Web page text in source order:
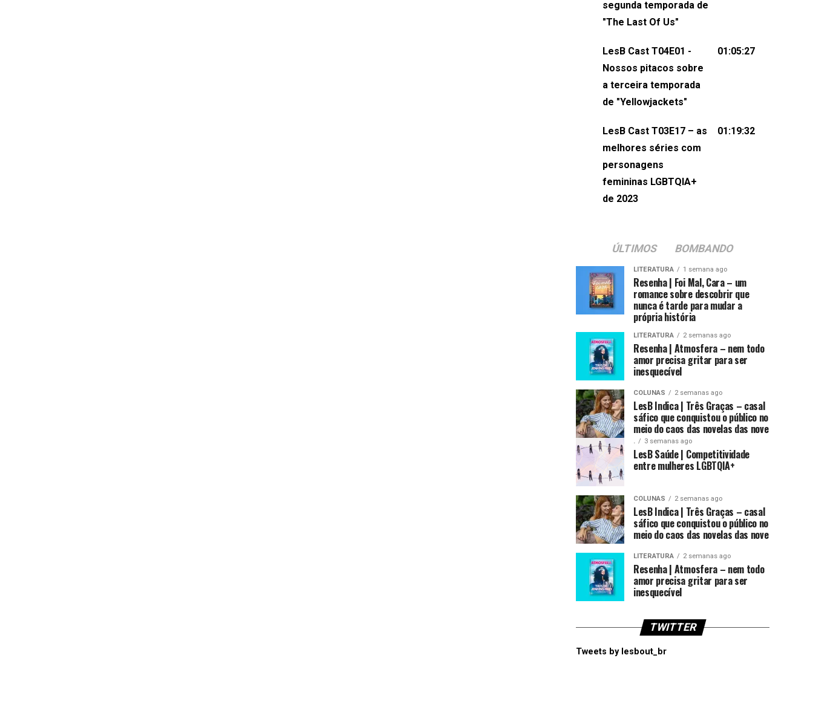
não esqueça de visitar nosso site e
sociais:Twitter: ⁠⁠⁠⁠@lesbout_br⁠⁠⁠⁠ Instagram:
do LesB Cast:Apresentação de
Karolen Passos
(⁠⁠⁠⁠⁠⁠@KarolenPassos⁠⁠⁠⁠⁠⁠)Participação de
Pollyelly FlorêncioEdição de Naiady
Machado
segunda temporada de
"The Last Of Us"
LesB Cast T04E01 -
Nossos pitacos sobre
a terceira temporada
de "Yellowjackets"
01:05:27
LesB Cast T03E17 – as
melhores séries com
personagens
femininas LGBTQIA+
de 2023
01:19:32
ÚLTIMOS BOMBANDO
LITERATURA 1 semana ago
Resenha | Foi Mal, Cara – um
romance sobre descobrir que
nunca é tarde para mudar a
própria história
LITERATURA 2 semanas ago
Resenha | Atmosfera – nem todo
amor precisa gritar para ser
inesquecível
COLUNAS 2 semanas ago
LesB Indica | Três Graças – casal
sáfico que conquistou o público no
meio do caos das novelas das nove
. 3 semanas ago
LesB Saúde | Competitividade
entre mulheres LGBTQIA+
COLUNAS 2 semanas ago
LesB Indica | Três Graças – casal
sáfico que conquistou o público no
meio do caos das novelas das nove
LITERATURA 2 semanas ago
Resenha | Atmosfera – nem todo
amor precisa gritar para ser
inesquecível
TWITTER
Tweets by lesbout_br